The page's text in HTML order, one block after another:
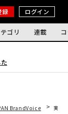
録 ログイン
ゴリ 連載
BrandVoice 実は